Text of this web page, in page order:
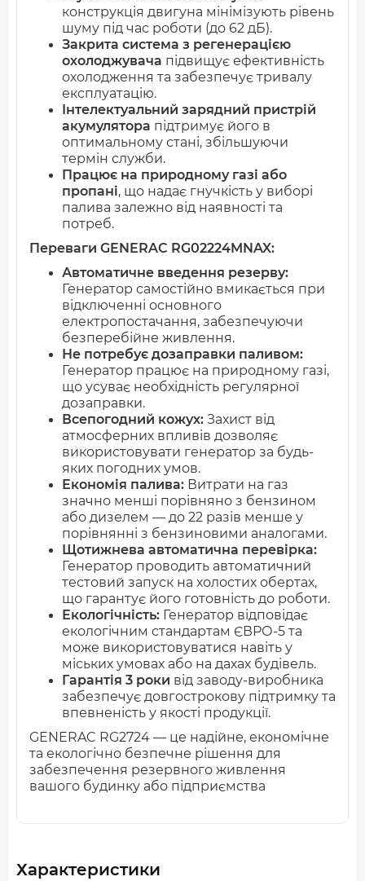
конструкція двигуна мінімізують рівень
шуму під час роботи (до 62 дБ).
Закрита система з регенерацією
охолоджувача підвищує ефективність
охолодження та забезпечує тривалу
експлуатацію.
Інтелектуальний зарядний пристрій
акумулятора підтримує його в
оптимальному стані, збільшуючи
термін служби.
Працює на природному газі або
пропані, що надає гнучкість у виборі
палива залежно від наявності та
потреб.
Переваги GENERAC RG02224MNAX:
Автоматичне введення резерву:
Генератор самостійно вмикається при
відключенні основного
електропостачання, забезпечуючи
безперебійне живлення.
Не потребує дозаправки паливом:
Генератор працює на природному газі,
що усуває необхідність регулярної
дозаправки.
Всепогодний кожух: Захист від
атмосферних впливів дозволяє
використовувати генератор за будь-
яких погодних умов.
Економія палива: Витрати на газ
значно менші порівняно з бензином
або дизелем — до 22 разів менше у
порівнянні з бензиновими аналогами.
Щотижнева автоматична перевірка:
Генератор проводить автоматичний
тестовий запуск на холостих обертах,
що гарантує його готовність до роботи.
Екологічність: Генератор відповідає
екологічним стандартам ЄВРО-5 та
може використовуватися навіть у
міських умовах або на дахах будівель.
Гарантія 3 роки від заводу-виробника
забезпечує довгострокову підтримку та
впевненість у якості продукції.
GENERAC RG2724 — це надійне, економічне
та екологічно безпечне рішення для
забезпечення резервного живлення
вашого будинку або підприємства
Характеристики